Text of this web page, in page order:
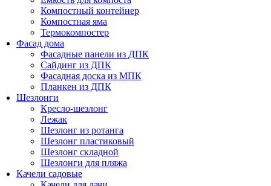
Компостный контейнер
Компостная яма
Термокомпостер
Фасад дома
Фасадные панели из ДПК
Сайдинг из ДПК
Фасадная доска из МПК
Планкен из ДПК
Шезлонги
Кресло-шезлонг
Лежак
Шезлонг из ротанга
Шезлонг пластиковый
Шезлонг складной
Шезлонги для пляжа
Качели садовые